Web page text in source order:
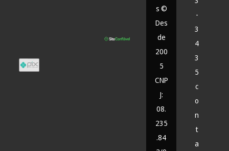
s ©
Des
de
200
5
CNP
J:
08.
235
.84
-
3
4
3
5
c
o
n
t
a